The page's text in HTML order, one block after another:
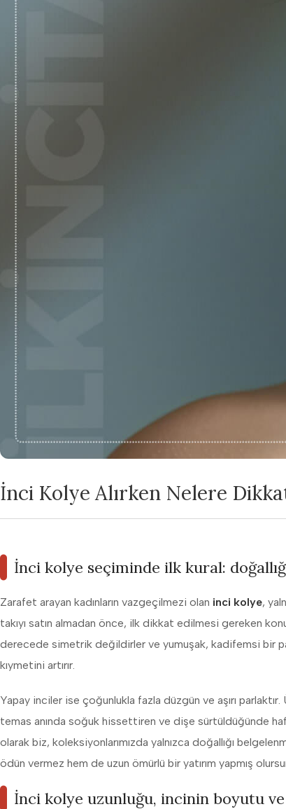
İnci Kolye Alırken Nelere
İnci kolye seçiminde ilk kural:
Zarafet arayan kadınların vazgeçilmezi olan inci kolye,
takıyı satın almadan önce, ilk dikkat edilmesi gereken
derecede simetrik değildirler ve yumuşak, kadifemsi bir
kıymetini artırır.
Yapay inciler ise çoğunlukla fazla düzgün ve aşırı
temas anında soğuk hissettiren ve dişe sürtüldüğünde
olarak biz, koleksiyonlarımızda yalnızca doğallığı
ödün vermez hem de uzun ömürlü bir yatırım yapmış
İnci kolye uzunluğu, incinin boyutu